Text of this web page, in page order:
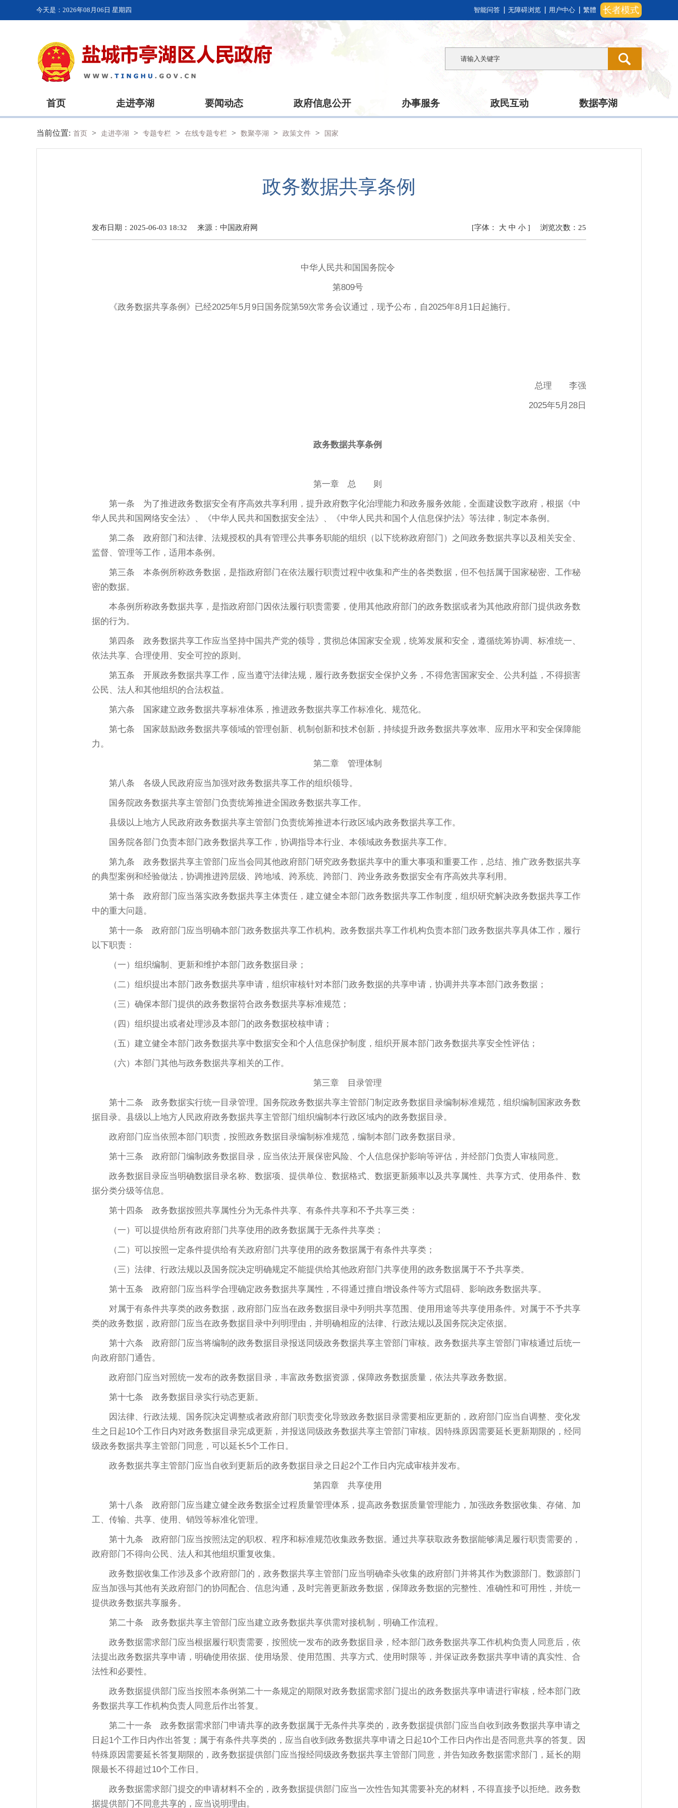
今天是： 2026年08月06日 星期四 智能问答 无障碍浏览 用户中心 繁體 长者模式
首页 走进亭湖 要闻动态 政府信息公开 办事服务 政民互动 数据亭湖
当前位置: 首页 > 走进亭湖 > 专题专栏 > 在线专题专栏 > 数聚亭湖 > 政策文件 > 国家
政务数据共享条例
发布日期：2025-06-03 18:32 来源： 中国政府网 浏览次数： 25
[字体： 大 中 小 ]
中华人民共和国国务院令
第809号
《政务数据共享条例》已经2025年5月9日国务院第59次常务会议通过，现予公布，自2025年8月1日起施行。
总理 李强
2025年5月28日
政务数据共享条例
第一章 总 则
第一条 为了推进政务数据安全有序高效共享利用，提升政府数字化治理能力和政务服务效能，全面建设数字政府，根据《中
华人民共和国网络安全法》、《中华人民共和国数据安全法》、《中华人民共和国个人信息保护法》等法律，制定本条例。
第二条 政府部门和法律、法规授权的具有管理公共事务职能的组织（以下统称政府部门）之间政务数据共享以及相关安全、
监督、管理等工作，适用本条例。
第三条 本条例所称政务数据，是指政府部门在依法履行职责过程中收集和产生的各类数据，但不包括属于国家秘密、工作秘
密的数据。
本条例所称政务数据共享，是指政府部门因依法履行职责需要，使用其他政府部门的政务数据或者为其他政府部门提供政务数
据的行为。
第四条 政务数据共享工作应当坚持中国共产党的领导，贯彻总体国家安全观，统筹发展和安全，遵循统筹协调、标准统一、
依法共享、合理使用、安全可控的原则。
第五条 开展政务数据共享工作，应当遵守法律法规，履行政务数据安全保护义务，不得危害国家安全、公共利益，不得损害
公民、法人和其他组织的合法权益。
第六条 国家建立政务数据共享标准体系，推进政务数据共享工作标准化、规范化。
第七条 国家鼓励政务数据共享领域的管理创新、机制创新和技术创新，持续提升政务数据共享效率、应用水平和安全保障能
力。
第二章 管理体制
第八条 各级人民政府应当加强对政务数据共享工作的组织领导。
国务院政务数据共享主管部门负责统筹推进全国政务数据共享工作。
县级以上地方人民政府政务数据共享主管部门负责统筹推进本行政区域内政务数据共享工作。
国务院各部门负责本部门政务数据共享工作，协调指导本行业、本领域政务数据共享工作。
第九条 政务数据共享主管部门应当会同其他政府部门研究政务数据共享中的重大事项和重要工作，总结、推广政务数据共享
的典型案例和经验做法，协调推进跨层级、跨地域、跨系统、跨部门、跨业务政务数据安全有序高效共享利用。
第十条 政府部门应当落实政务数据共享主体责任，建立健全本部门政务数据共享工作制度，组织研究解决政务数据共享工作
中的重大问题。
第十一条 政府部门应当明确本部门政务数据共享工作机构。政务数据共享工作机构负责本部门政务数据共享具体工作，履行
以下职责：
（一）组织编制、更新和维护本部门政务数据目录；
（二）组织提出本部门政务数据共享申请，组织审核针对本部门政务数据的共享申请，协调并共享本部门政务数据；
（三）确保本部门提供的政务数据符合政务数据共享标准规范；
（四）组织提出或者处理涉及本部门的政务数据校核申请；
（五）建立健全本部门政务数据共享中数据安全和个人信息保护制度，组织开展本部门政务数据共享安全性评估；
（六）本部门其他与政务数据共享相关的工作。
第三章 目录管理
第十二条 政务数据实行统一目录管理。国务院政务数据共享主管部门制定政务数据目录编制标准规范，组织编制国家政务数
据目录。县级以上地方人民政府政务数据共享主管部门组织编制本行政区域内的政务数据目录。
政府部门应当依照本部门职责，按照政务数据目录编制标准规范，编制本部门政务数据目录。
第十三条 政府部门编制政务数据目录，应当依法开展保密风险、个人信息保护影响等评估，并经部门负责人审核同意。
政务数据目录应当明确数据目录名称、数据项、提供单位、数据格式、数据更新频率以及共享属性、共享方式、使用条件、数
据分类分级等信息。
第十四条 政务数据按照共享属性分为无条件共享、有条件共享和不予共享三类：
（一）可以提供给所有政府部门共享使用的政务数据属于无条件共享类；
（二）可以按照一定条件提供给有关政府部门共享使用的政务数据属于有条件共享类；
（三）法律、行政法规以及国务院决定明确规定不能提供给其他政府部门共享使用的政务数据属于不予共享类。
第十五条 政府部门应当科学合理确定政务数据共享属性，不得通过擅自增设条件等方式阻碍、影响政务数据共享。
对属于有条件共享类的政务数据，政府部门应当在政务数据目录中列明共享范围、使用用途等共享使用条件。对属于不予共享
类的政务数据，政府部门应当在政务数据目录中列明理由，并明确相应的法律、行政法规以及国务院决定依据。
第十六条 政府部门应当将编制的政务数据目录报送同级政务数据共享主管部门审核。政务数据共享主管部门审核通过后统一
向政府部门通告。
政府部门应当对照统一发布的政务数据目录，丰富政务数据资源，保障政务数据质量，依法共享政务数据。
第十七条 政务数据目录实行动态更新。
因法律、行政法规、国务院决定调整或者政府部门职责变化导致政务数据目录需要相应更新的，政府部门应当自调整、变化发
生之日起10个工作日内对政务数据目录完成更新，并报送同级政务数据共享主管部门审核。因特殊原因需要延长更新期限的，经同
级政务数据共享主管部门同意，可以延长5个工作日。
政务数据共享主管部门应当自收到更新后的政务数据目录之日起2个工作日内完成审核并发布。
第四章 共享使用
第十八条 政府部门应当建立健全政务数据全过程质量管理体系，提高政务数据质量管理能力，加强政务数据收集、存储、加
工、传输、共享、使用、销毁等标准化管理。
第十九条 政府部门应当按照法定的职权、程序和标准规范收集政务数据。通过共享获取政务数据能够满足履行职责需要的，
政府部门不得向公民、法人和其他组织重复收集。
政务数据收集工作涉及多个政府部门的，政务数据共享主管部门应当明确牵头收集的政府部门并将其作为数源部门。数源部门
应当加强与其他有关政府部门的协同配合、信息沟通，及时完善更新政务数据，保障政务数据的完整性、准确性和可用性，并统一
提供政务数据共享服务。
第二十条 政务数据共享主管部门应当建立政务数据共享供需对接机制，明确工作流程。
政务数据需求部门应当根据履行职责需要，按照统一发布的政务数据目录，经本部门政务数据共享工作机构负责人同意后，依
法提出政务数据共享申请，明确使用依据、使用场景、使用范围、共享方式、使用时限等，并保证政务数据共享申请的真实性、合
法性和必要性。
政务数据提供部门应当按照本条例第二十一条规定的期限对政务数据需求部门提出的政务数据共享申请进行审核，经本部门政
务数据共享工作机构负责人同意后作出答复。
第二十一条 政务数据需求部门申请共享的政务数据属于无条件共享类的，政务数据提供部门应当自收到政务数据共享申请之
日起1个工作日内作出答复；属于有条件共享类的，应当自收到政务数据共享申请之日起10个工作日内作出是否同意共享的答复。因
特殊原因需要延长答复期限的，政务数据提供部门应当报经同级政务数据共享主管部门同意，并告知政务数据需求部门，延长的期
限最长不得超过10个工作日。
政务数据需求部门提交的申请材料不全的，政务数据提供部门应当一次性告知其需要补充的材料，不得直接予以拒绝。政务数
据提供部门不同意共享的，应当说明理由。